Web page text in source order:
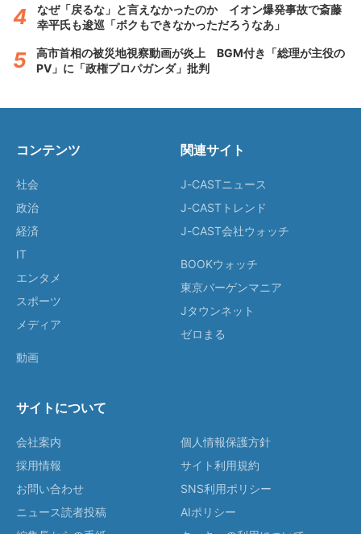
なぜ「戻るな」と言えなかったのか イオン爆発事故で斎藤
幸平氏も逡巡「ボクもできなかっただろうなあ」
高市首相の被災地視察動画が炎上 BGM付き「総理が主役の
PV」に「政権プロパガンダ」批判
コンテンツ
社会
政治
経済
IT
エンタメ
スポーツ
メディア
動画
関連サイト
J-CASTニュース
J-CASTトレンド
J-CAST会社ウォッチ
BOOKウォッチ
東京バーゲンマニア
Jタウンネット
ゼロまる
サイトについて
会社案内
採用情報
お問い合わせ
ニュース読者投稿
個人情報保護方針
サイト利用規約
SNS利用ポリシー
AIポリシー